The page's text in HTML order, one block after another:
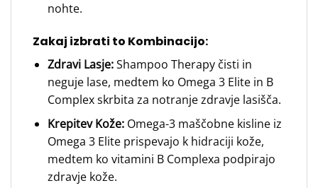
nohte.
Zakaj izbrati to Kombinacijo:
Zdravi Lasje:Shampoo Therapy čisti in
neguje lase, medtem ko Omega 3 Elite in B
Complex skrbita za notranje zdravje lasišča.
Krepitev Kože:Omega-3 maščobne kisline iz
Omega 3 Elite prispevajo k hidraciji kože,
medtem ko vitamini B Complexa podpirajo
zdravje kože.